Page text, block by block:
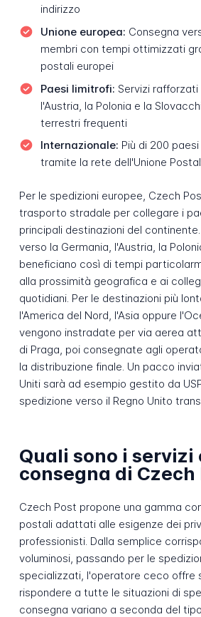
indirizzo
Unione europea: Consegna
membri con tempi ottimizzati
postali europei
Paesi limitrofi: Servizi rafforzati
l'Austria, la Polonia e la
terrestri frequenti
Internazionale: Più di 200
tramite la rete dell'Unione
Per le spedizioni europee, Czech
trasporto stradale per collegare i
principali destinazioni del
verso la Germania, l'Austria, la
beneficiano così di tempi
alla prossimità geografica e ai
quotidiani. Per le destinazioni più
l'America del Nord, l'Asia oppure
vengono instradate per via aerea
di Praga, poi consegnate agli
la distribuzione finale. Un pacco
Uniti sarà ad esempio gestito da
spedizione verso il Regno Unito
Quali sono i servizi
consegna di Czech
Czech Post propone una gamma
postali adattati alle esigenze dei
professionisti. Dalla semplice
voluminosi, passando per le
specializzati, l'operatore ceco offre
rispondere a tutte le situazioni di
consegna variano a seconda del